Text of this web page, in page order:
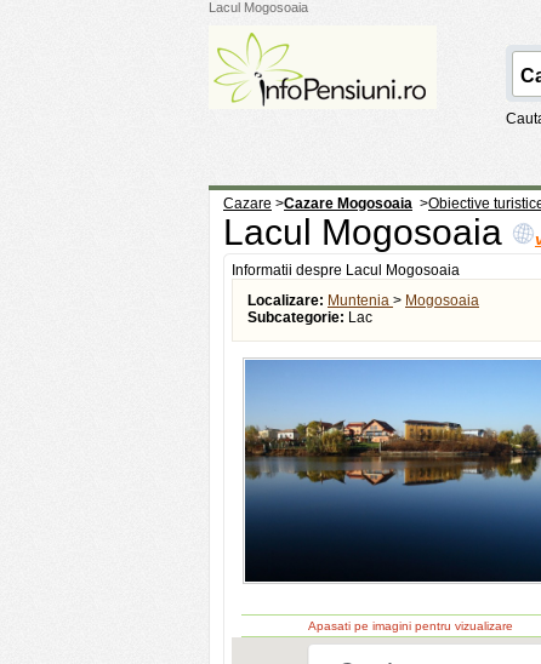
Lacul Mogosoaia
Cazare >Cazare Mogosoaia >Obiective
Lacul Mogosoaia
Informatii despre Lacul Mogosoaia
Localizare: Muntenia > Mogosoaia
Subcategorie: Lac
Apasati pe imagini pentru vizualizare